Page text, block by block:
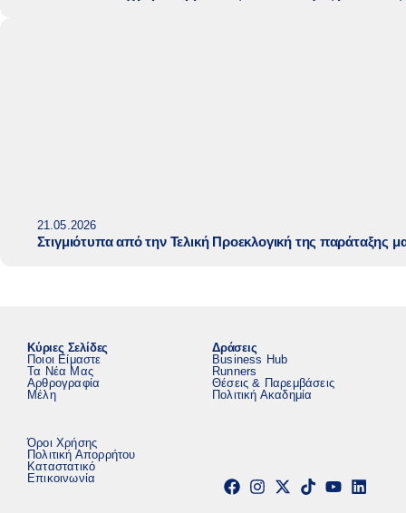
21.05.2026
Στιγμιότυπα από την Τελική Προεκλογική της παράταξης
Κύριες Σελίδες
Ποιοι Είμαστε
Τα Νέα Μας
Αρθρογραφία
Μέλη
Δράσεις
Business Hub
Runners
Θέσεις & Παρεμβάσεις
Πολιτική Ακαδημία
Όροι Χρήσης
Πολιτική Απορρήτου
Καταστατικό
Επικοινωνία